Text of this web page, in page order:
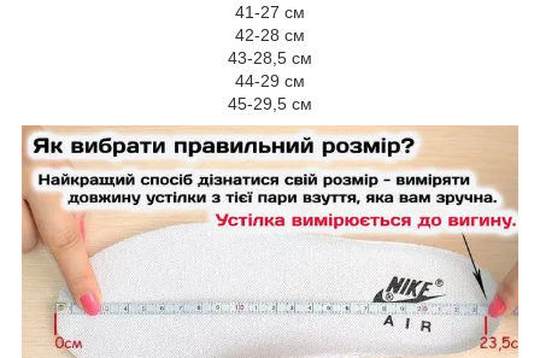
41-27 см
42-28 см
43-28,5 см
44-29 см
45-29,5 см